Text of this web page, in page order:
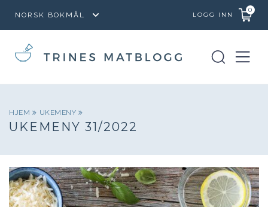
LOGG INN
0
HJEM UKEMENY
UKEMENY 31/2022